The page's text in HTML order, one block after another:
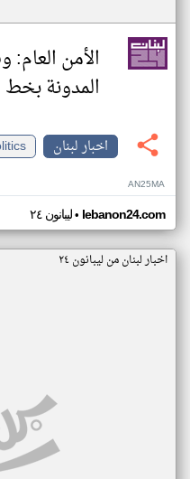
الأمن العام:
المدونة بخط
اخبار لبنان
AN25MA
ليبانون ٢٤• lebanon24.com
اخبار لبنان من ليبانون ٢٤